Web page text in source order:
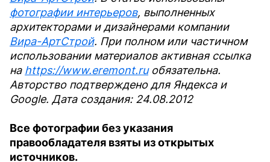
фотографии интерьеров, выполненных
архитекторами и дизайнерами компании
Вира-АртСтрой. При полном или частичном
использовании материалов активная ссылка
на https://www.eremont.ruобязательна.
Авторство подтверждено для Яндекса и
Google. Дата создания: 24.08.2012
Все фотографии без указания
правообладателя взяты из открытых
источников.